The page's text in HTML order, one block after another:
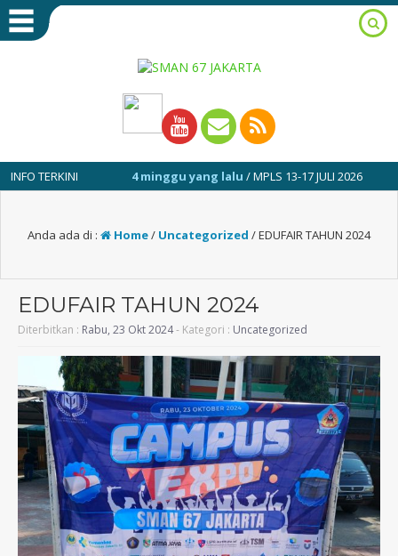
4 minggu yang lalu/ MPLS 13-17 JULI 2026
Anda ada di : Home/ Uncategorized /EDUFAIR TAHUN 2024
EDUFAIR TAHUN 2024
Diterbitkan : Rabu, 23 Okt 2024- Kategori : Uncategorized